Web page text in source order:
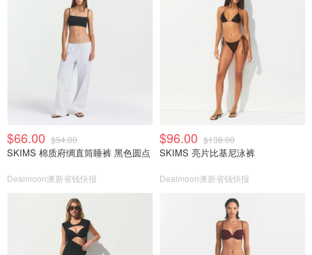
$66.00 $94.00
SKIMS 棉质府绸直筒睡裤 黑色圆点
Dealmoon澳新省钱快报
$96.00 $138.00
SKIMS 亮片比基尼泳裤
Dealmoon澳新省钱快报